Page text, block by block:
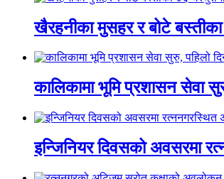
खैरहनीका मुसहर र बोटे
कालिकामा भूमि प्रशासन सेवा
इन्जिनियर दिवसको अवसरमा